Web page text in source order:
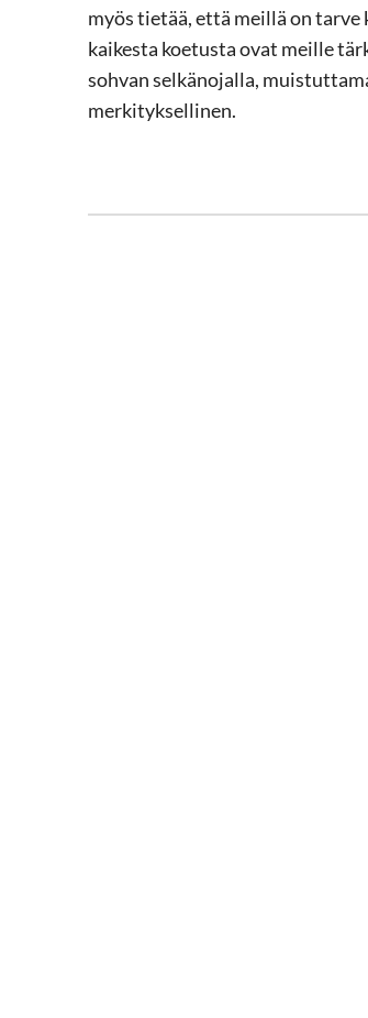
myös tietää, että meillä on
kaikesta koetusta ovat meille
sohvan selkänojalla,
merkityksellinen.